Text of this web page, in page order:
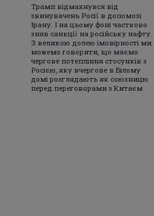
Трамп відмахнувся від
звинувачень Росії в допомозі
Ірану. І на цьому фоні частково
зняв санкції на російську нафту.
З великою долею імовірності ми
можемо говорити, що маємо
чергове потепління стосунків з
Росією, яку вчергове в Білому
домі розглядають як союзницю
перед переговорами з Китаєм